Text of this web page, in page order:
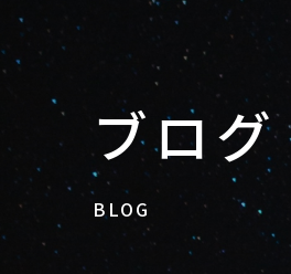
ブログ
BLOG